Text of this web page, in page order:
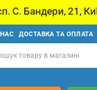
У
ДОСТАВКА ТА ОПЛАТА